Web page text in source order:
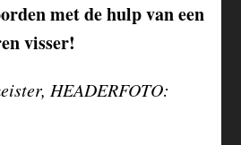
met de hulp van een
visser!
HEADERFOTO: